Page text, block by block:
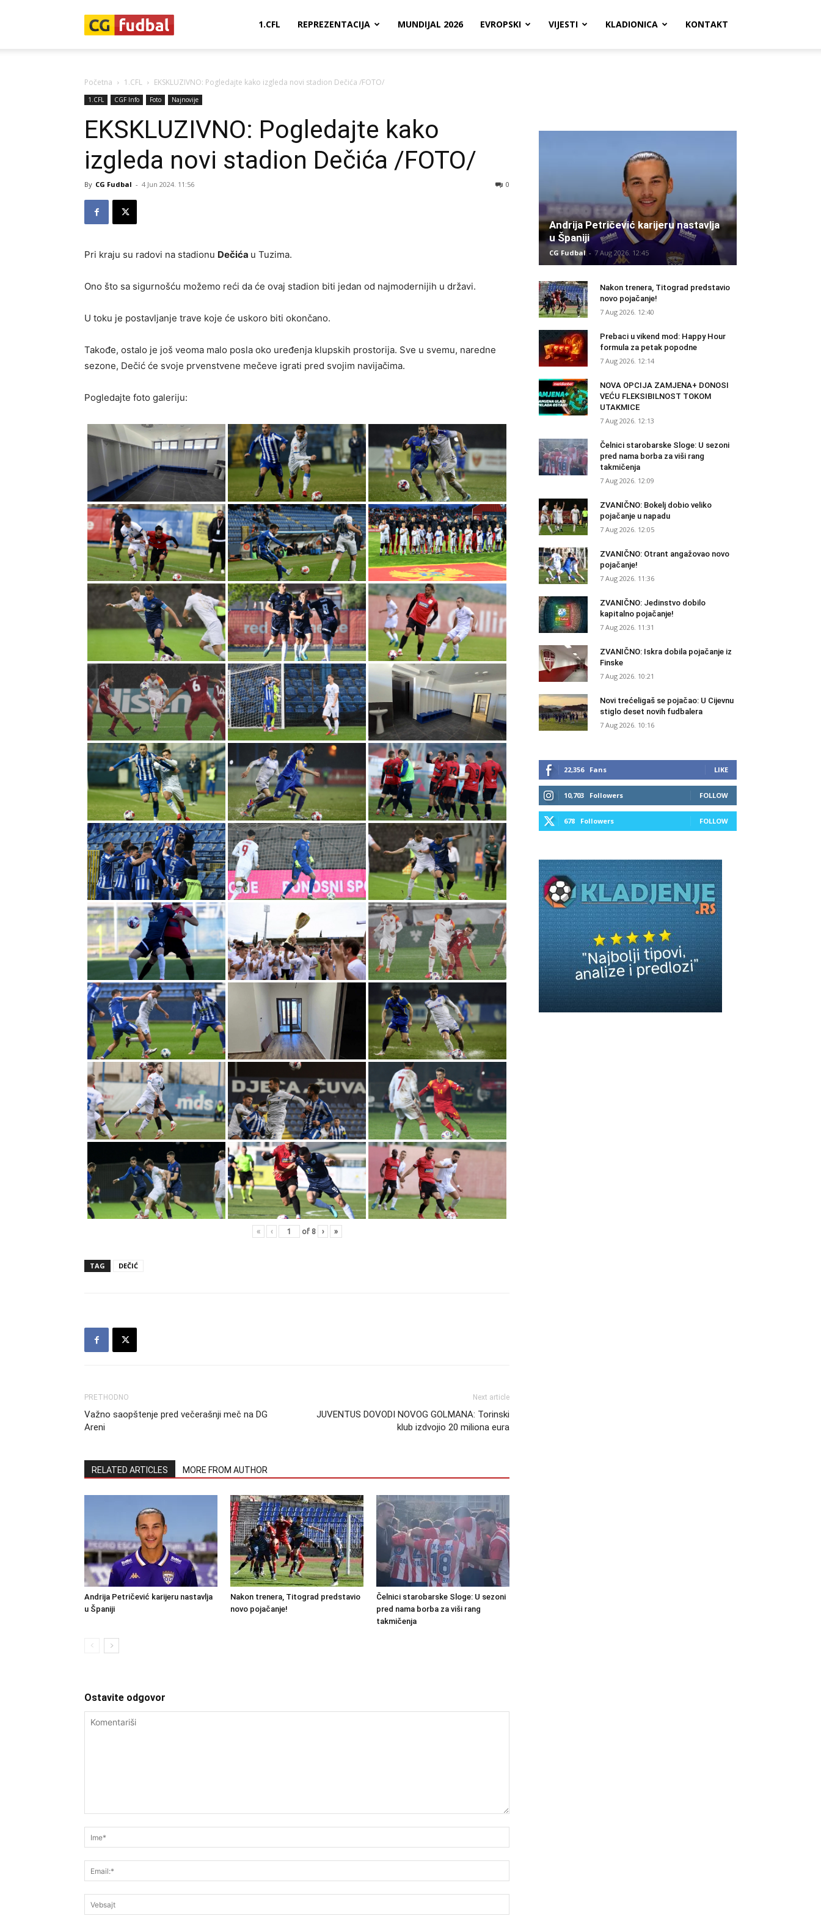
1.CFL REPREZENTACIJA MUNDIJAL 2026 EVROPSKI VIJESTI KLADIONICA KONTAKT
Početna 1.CFL EKSKLUZIVNO: Pogledajte kako izgleda novi stadion Dečića /FOTO/
1.CFL CGF Info Foto Najnovije
EKSKLUZIVNO: Pogledajte kako
izgleda novi stadion Dečića /FOTO/
By CG Fudbal - 4 Jun 2024. 11:56 0
Pri kraju su radovi na stadionu Dečića u Tuzima.
Ono što sa sigurnošću možemo reći da će ovaj stadion biti jedan od najmodernijih u državi.
U toku je postavljanje trave koje će uskoro biti okončano.
Takođe, ostalo je još veoma malo posla oko uređenja klupskih prostorija. Sve u svemu, naredne
sezone, Dečić će svoje prvenstvene mečeve igrati pred svojim navijačima.
Pogledajte foto galeriju:
« ‹ of 8 › »
TAG DEČIĆ
PRETHODNO
Važno saopštenje pred večerašnji meč na DG
Areni
Next article
JUVENTUS DOVODI NOVOG GOLMANA: Torinski
klub izdvojio 20 miliona eura
RELATED ARTICLES MORE FROM AUTHOR
Andrija Petričević karijeru nastavlja
u Španiji
Nakon trenera, Titograd predstavio
novo pojačanje!
Čelnici starobarske Sloge: U sezoni
pred nama borba za viši rang
takmičenja
Ostavite odgovor
Andrija Petričević karijeru nastavlja
u Španiji
CG Fudbal - 7 Aug 2026. 12:45
Nakon trenera, Titograd predstavio
novo pojačanje!
7 Aug 2026. 12:40
Prebaci u vikend mod: Happy Hour
formula za petak popodne
7 Aug 2026. 12:14
NOVA OPCIJA ZAMJENA+ DONOSI
VEĆU FLEKSIBILNOST TOKOM
UTAKMICE
7 Aug 2026. 12:13
Čelnici starobarske Sloge: U sezoni
pred nama borba za viši rang
takmičenja
7 Aug 2026. 12:09
ZVANIČNO: Bokelj dobio veliko
pojačanje u napadu
7 Aug 2026. 12:05
ZVANIČNO: Otrant angažovao novo
pojačanje!
7 Aug 2026. 11:36
ZVANIČNO: Jedinstvo dobilo
kapitalno pojačanje!
7 Aug 2026. 11:31
ZVANIČNO: Iskra dobila pojačanje iz
Finske
7 Aug 2026. 10:21
Novi trećeligaš se pojačao: U Cijevnu
stiglo deset novih fudbalera
7 Aug 2026. 10:16
22,356 Fans LIKE
10,703 Followers FOLLOW
678 Followers FOLLOW